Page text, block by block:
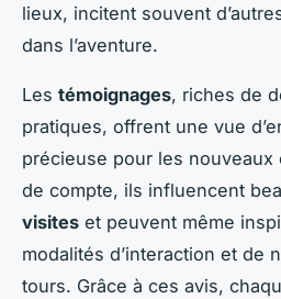
lieux, incitent souvent
dans l’aventure.
Les témoignages, riches de
pratiques, offrent une vue
précieuse pour les nouveaux
de compte, ils influencent
visites et peuvent même
modalités d’interaction et de
tours. Grâce à ces avis,